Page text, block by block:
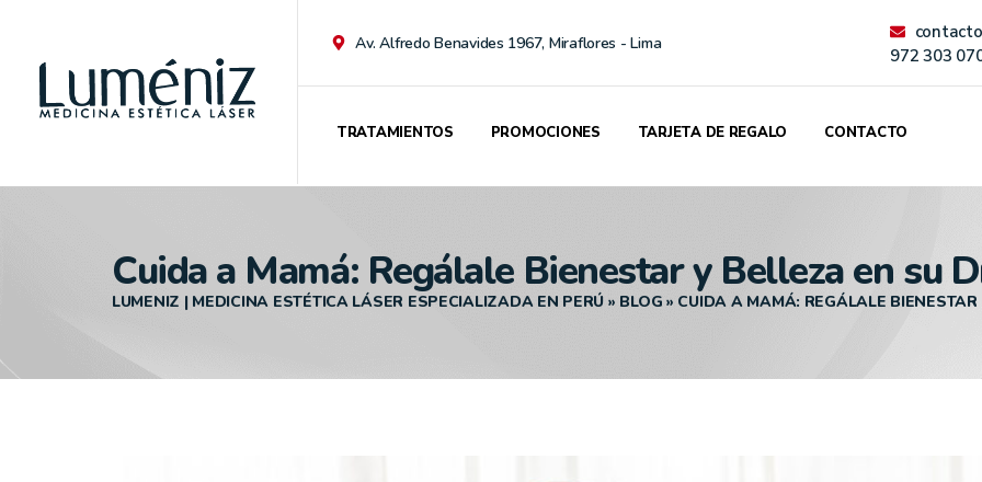
Av. Alfredo Benavides 1967, Miraflores - Lima
972 303
TRATAMIENTOS PROMOCIONES TARJETA DE REGALO CONTACTO
Cuida a Mamá: Regálale Bienestar y Belleza en su
LUMENIZ | MEDICINA ESTÉTICA LÁSER ESPECIALIZADA EN PERÚ » BLOG » CUIDA A MAMÁ: REGÁLALE